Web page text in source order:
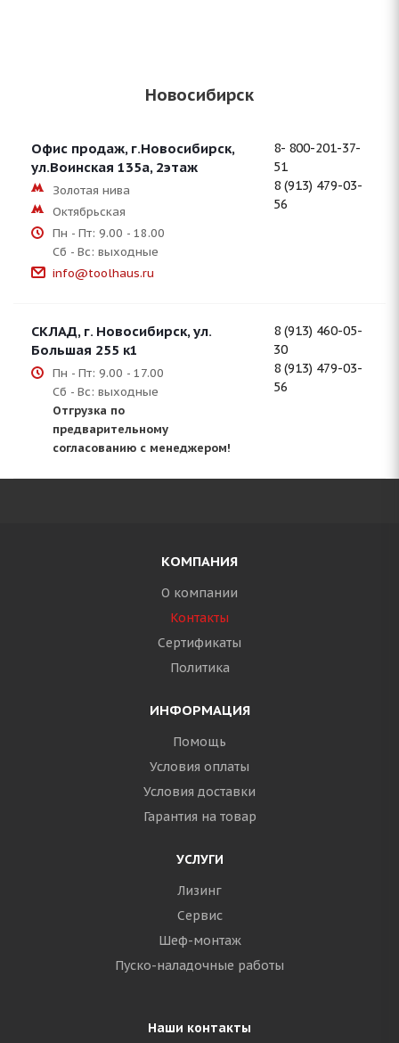
Новосибирск
Офис продаж, г.Новосибирск,
ул.Воинская 135a, 2этаж
Золотая нива
Октябрьская
Пн - Пт: 9.00 - 18.00
Сб - Вс: выходные
info@toolhaus.ru
8- 800-201-37-
51
8 (913) 479-03-
56
СКЛАД, г. Новосибирск, ул.
Большая 255 к1
Пн - Пт: 9.00 - 17.00
Сб - Вс: выходные
Отгрузка по
предварительному
согласованию с менеджером!
8 (913) 460-05-
30
8 (913) 479-03-
56
КОМПАНИЯ
О компании
Контакты
Сертификаты
Политика
ИНФОРМАЦИЯ
Помощь
Условия оплаты
Условия доставки
Гарантия на товар
УСЛУГИ
Лизинг
Сервис
Шеф-монтаж
Пуско-наладочные работы
Наши контакты